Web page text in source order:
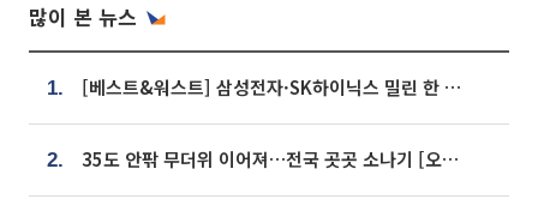
많이 본 뉴스
1. [베스트&워스트] 삼성전자·SK하이닉스 밀린 한 주…상상인증권은 85% 급등
2. 35도 안팎 무더위 이어져…전국 곳곳 소나기 [오늘 날씨]